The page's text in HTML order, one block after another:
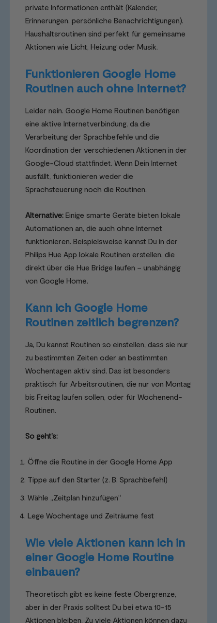
private Informationen enthält (Kalender,
Erinnerungen, persönliche Benachrichtigungen).
Haushaltsroutinen sind perfekt für gemeinsame
Aktionen wie Licht, Heizung oder Musik.
Funktionieren Google Home
Routinen auch ohne Internet?
Leider nein. Google Home Routinen benötigen
eine aktive Internetverbindung, da die
Verarbeitung der Sprachbefehle und die
Koordination der verschiedenen Aktionen in der
Google-Cloud stattfindet. Wenn Dein Internet
ausfällt, funktionieren weder die
Sprachsteuerung noch die Routinen.
Alternative: Einige smarte Geräte bieten lokale
Automationen an, die auch ohne Internet
funktionieren. Beispielsweise kannst Du in der
Philips Hue App lokale Routinen erstellen, die
direkt über die Hue Bridge laufen – unabhängig
von Google Home.
Kann ich Google Home
Routinen zeitlich begrenzen?
Ja, Du kannst Routinen so einstellen, dass sie nur
zu bestimmten Zeiten oder an bestimmten
Wochentagen aktiv sind. Das ist besonders
praktisch für Arbeitsroutinen, die nur von Montag
bis Freitag laufen sollen, oder für Wochenend-
Routinen.
So geht’s:
Öffne die Routine in der Google Home App
Tippe auf den Starter (z. B. Sprachbefehl)
Wähle „Zeitplan hinzufügen“
Lege Wochentage und Zeiträume fest
Wie viele Aktionen kann ich in
einer Google Home Routine
einbauen?
Theoretisch gibt es keine feste Obergrenze,
aber in der Praxis solltest Du bei etwa 10-15
Aktionen bleiben. Zu viele Aktionen können dazu